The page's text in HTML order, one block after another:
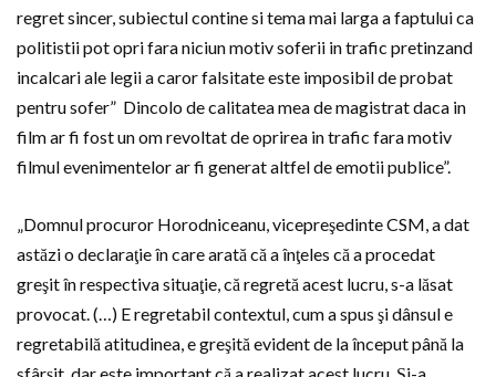
regret sincer, subiectul contine si tema mai larga a faptului ca
politistii pot opri fara niciun motiv soferii in trafic pretinzand
incalcari ale legii a caror falsitate este imposibil de probat
pentru sofer” Dincolo de calitatea mea de magistrat daca in
film ar fi fost un om revoltat de oprirea in trafic fara motiv
filmul evenimentelor ar fi generat altfel de emotii publice”.
„Domnul procuror Horodniceanu, vicepreşedinte CSM, a dat
astăzi o declaraţie în care arată că a înţeles că a procedat
greşit în respectiva situaţie, că regretă acest lucru, s-a lăsat
provocat. (…) E regretabil contextul, cum a spus şi dânsul e
regretabilă atitudinea, e greşită evident de la început până la